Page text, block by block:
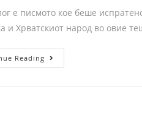
е писмото кое беше
и Хрватскиот народ во овие
Reading